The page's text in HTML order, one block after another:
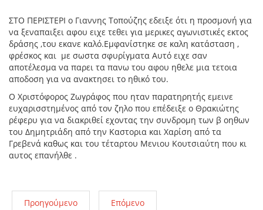
ΣΤΟ ΠΕΡΙΣΤΕΡΙ ο Γιαννης Τοπούζης εδειξε ότι η προσμονή για
να ξεναπαιξει αφου ειχε τεθει για μερικες αγωνιστικές εκτος
δράσης ,του εκανε καλό.Εμφανίστηκε σε καλη κατάσταση ,
φρέσκος και με σωστα σφυρίγματα Αυτό ειχε σαν
αποτέλεσμα να παρει τα πανω του αφου ηθελε μια τετοια
αποδοση για να ανακτησει το ηθικό του.
Ο Χριστόφορος Ζωγράφος που ηταν παρατηρητής εμεινε
ευχαρισστημένος από τον ζηλο που επέδειξε ο Θρακιώτης
ρέφερυ για να διακριθεί εχοντας την συνδρομη των β οηθων
του Δημητριάδη από την Καστορια και Χαρίση από τα
Γρεβενά καθως και του τέταρτου Μενιου Κουτσιαύτη που κι
αυτος επανήλθε .
Προηγούμενο Επόμενο